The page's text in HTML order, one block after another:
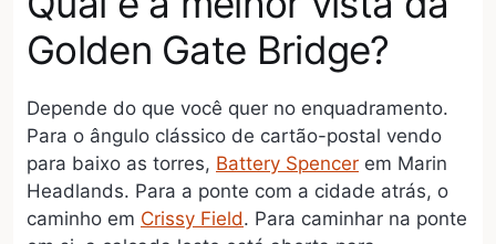
Golden Gate Bridge?
Depende do que você quer no enquadramento.
Para o ângulo clássico de cartão-postal vendo
para baixo as torres, Battery Spencer em Marin
Headlands. Para a ponte com a cidade atrás, o
caminho em Crissy Field. Para caminhar na ponte